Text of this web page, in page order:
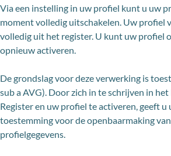
Via een instelling in uw profiel kunt u uw
moment volledig uitschakelen. Uw profiel
volledig uit het register. U kunt uw profiel
opnieuw activeren.
De grondslag voor deze verwerking is
sub a AVG). Door zich in te schrijven in
Register en uw profiel te activeren, geeft
toestemming voor de openbaarmaking
profielgegevens.